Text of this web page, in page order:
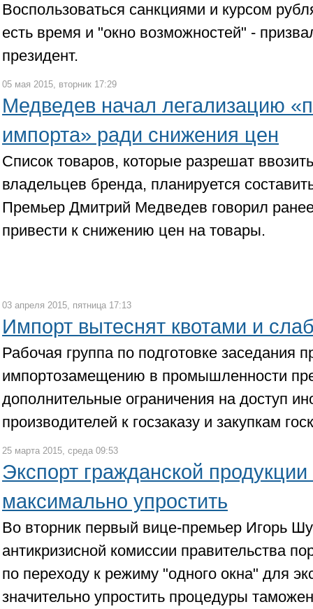
Воспользоваться санкциями и курсом
есть время и "окно возможностей" -
президент.
05 мая 2015, вторник 17:29
Медведев начал легализацию
импорта» ради снижения цен
Список товаров, которые разрешат
владельцев бренда, планируется
Премьер Дмитрий Медведев говорил
привести к снижению цен на товары.
03 апреля 2015, пятница 17:13
Импорт вытеснят квотами и
Рабочая группа по подготовке заседания
импортозамещению в промышленности
дополнительные ограничения на доступ
производителей к госзаказу и закупкам
25 марта 2015, среда 09:53
Экспорт гражданской продукции
максимально упростить
Во вторник первый вице-премьер Игорь
антикризисной комиссии правительства
по переходу к режиму "одного окна" для
значительно упростить процедуры